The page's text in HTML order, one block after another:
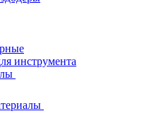
инструмента